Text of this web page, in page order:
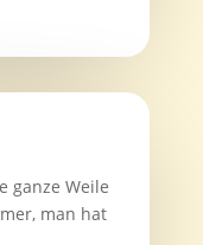
ganze Weile
man hat